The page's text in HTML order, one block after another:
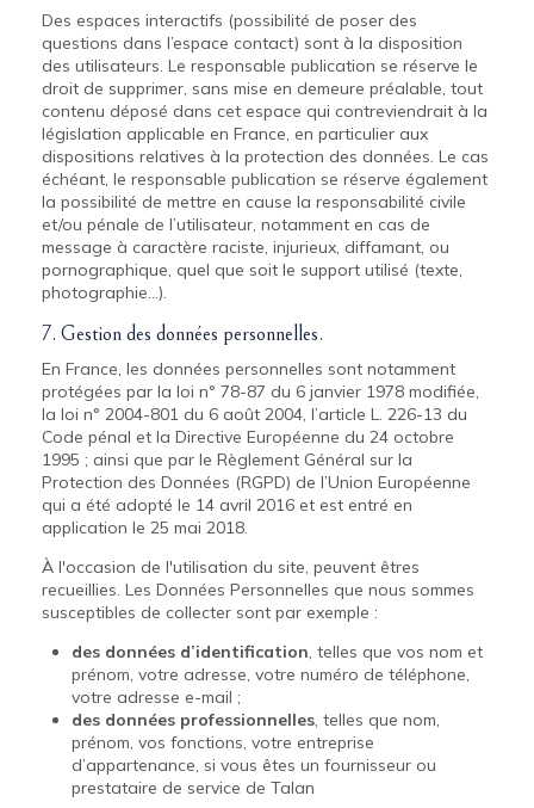
Des espaces interactifs (possibilité de poser des
questions dans l’espace contact) sont à la disposition
des utilisateurs. Le responsable publication se réserve le
droit de supprimer, sans mise en demeure préalable, tout
contenu déposé dans cet espace qui contreviendrait à la
législation applicable en France, en particulier aux
dispositions relatives à la protection des données. Le cas
échéant, le responsable publication se réserve également
la possibilité de mettre en cause la responsabilité civile
et/ou pénale de l’utilisateur, notamment en cas de
message à caractère raciste, injurieux, diffamant, ou
pornographique, quel que soit le support utilisé (texte,
photographie…).
7. Gestion des données personnelles.
En France, les données personnelles sont notamment
protégées par la loi n° 78-87 du 6 janvier 1978 modifiée,
la loi n° 2004-801 du 6 août 2004, l’article L. 226-13 du
Code pénal et la Directive Européenne du 24 octobre
1995 ; ainsi que par le Règlement Général sur la
Protection des Données (RGPD) de l’Union Européenne
qui a été adopté le 14 avril 2016 et est entré en
application le 25 mai 2018.
À l'occasion de l'utilisation du site, peuvent êtres
recueillies. Les Données Personnelles que nous sommes
susceptibles de collecter sont par exemple :
des données d’identification, telles que vos nom et
prénom, votre adresse, votre numéro de téléphone,
votre adresse e-mail ;
des données professionnelles, telles que nom,
prénom, vos fonctions, votre entreprise
d’appartenance, si vous êtes un fournisseur ou
prestataire de service de Talan